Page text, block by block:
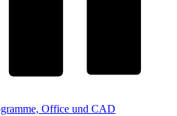
Office und CAD